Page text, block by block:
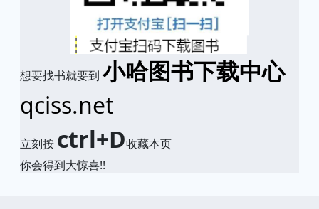
想要找书就要到 小哈图书下载中心
qciss.net
立刻按 ctrl+D收藏本页
你会得到大惊喜!!